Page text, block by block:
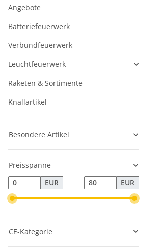
Angebote
Batteriefeuerwerk
Verbundfeuerwerk
Leuchtfeuerwerk
Raketen & Sortimente
Knallartikel
Besondere Artikel
Preisspanne
EUR
EUR
CE-Kategorie